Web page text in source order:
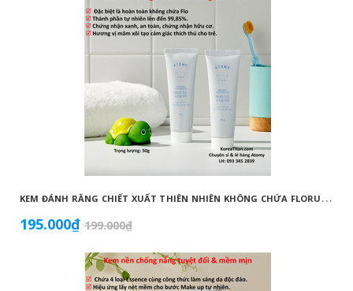
K
EM ĐÁNH RĂNG CHIẾT XUẤT THIÊN NHIÊN KHÔNG CHỨA FLORUA AN TOÀN DÀNH CHO TRẺ EM ( 50G) - ATOMY KID NATURAL TOOTHPASTE (NON FLUORIDE) - 애터미 키즈 내추럴 치약 - НАТУРАЛЬНАЯ ДЕТСКАЯ ЗУБНАЯ ПАСТА ATOMY
195.000₫ 199.000₫